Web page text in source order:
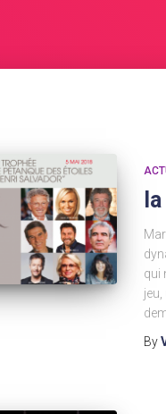
qui
By